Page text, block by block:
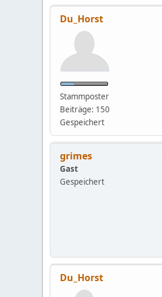
Du_Horst
Stammposter
Beiträge: 150
Gespeichert
grimes
Gast
Gespeichert
Du_Horst